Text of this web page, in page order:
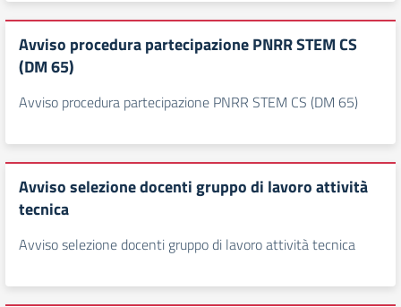
Avviso procedura partecipazione PNRR STEM CS
(DM 65)
Avviso procedura partecipazione PNRR STEM CS (DM 65)
Avviso selezione docenti gruppo di lavoro attività
tecnica
Avviso selezione docenti gruppo di lavoro attività tecnica